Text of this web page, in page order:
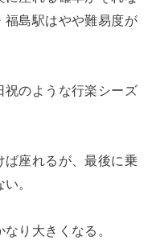
福島駅はやや難易度が
祝のような行楽シーズ
ば座れるが、最後に乗
。
り大きくなる。